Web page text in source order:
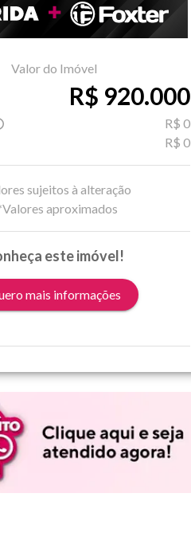
Valor do Imóvel
R$ 920.000
R$ 0
R$ 0
sujeitos à alteração
aproximados
este imóvel!
mais informações